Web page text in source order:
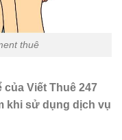
thuê
Viết Thuê 247
khi sử dụng dịch vụ